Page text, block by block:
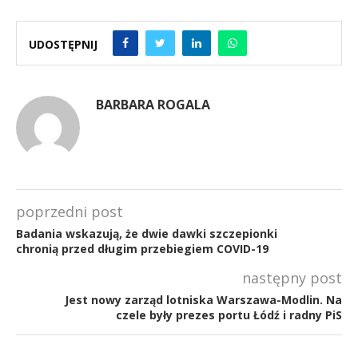
UDOSTĘPNIJ
BARBARA ROGALA
poprzedni post
Badania wskazują, że dwie dawki szczepionki
chronią przed długim przebiegiem COVID-19
następny post
Jest nowy zarząd lotniska Warszawa-Modlin. Na
czele były prezes portu Łódź i radny PiS